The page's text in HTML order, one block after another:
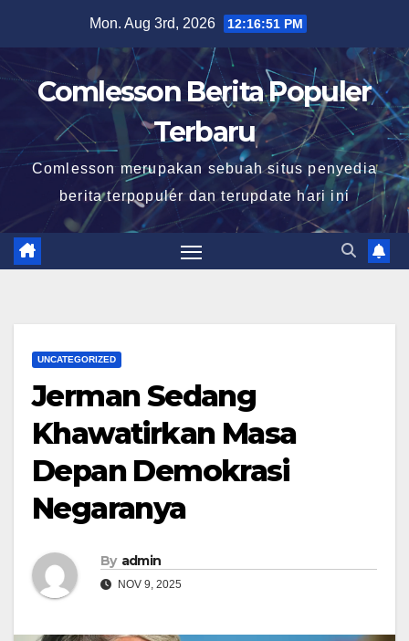
content
Mon. Aug 3rd, 2026 12:16:52 PM
Comlesson Berita Populer
Terbaru
Comlesson merupakan sebuah situs penyedia
berita terpopuler dan terupdate hari ini
UNCATEGORIZED
Jerman Sedang
Khawatirkan Masa
Depan Demokrasi
Negaranya
By admin
NOV 9, 2025